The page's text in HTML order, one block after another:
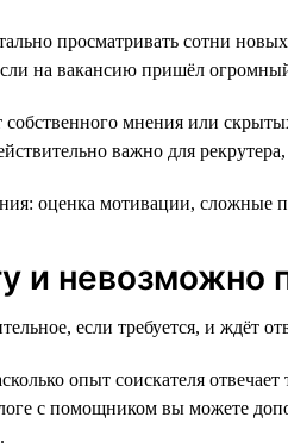
просматривать сотни
на вакансию пришёл
мнения или
важно для
оценка мотивации, сложные
невозможно
если требуется, и ждёт
опыт соискателя
с помощником вы можете